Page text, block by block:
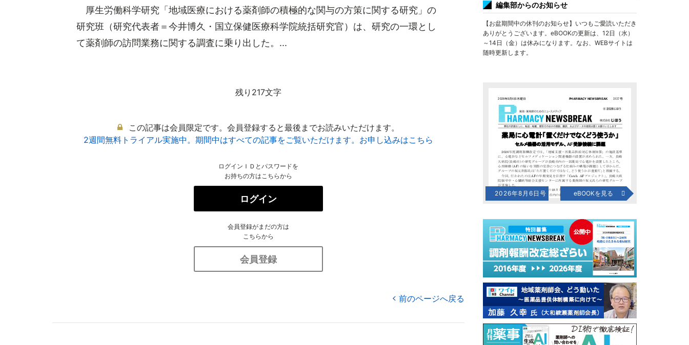
厚生労働科学研究「地域医療における薬剤師の積極的な関与の方策に関する研究」の
研究班（研究代表者＝今井博久・国立保健医療科学院統括研究官）は、研究の一環とし
て薬剤師の訪問業務に関する調査に乗り出した。...
残り217文字
この記事は会員限定です。会員登録すると最後までお読みいただけます。
2週間無料トライアル実施中。期間中はすべての記事をご覧いただけます。お申し込みはこちら
ログインＩＤとパスワードを
お持ちの方はこちらから
ログイン
会員登録がまだの方は
こちらから
会員登録
前のページへ戻る
編集部からのお知らせ
【お盆期間中の休刊のお知らせ】いつもご愛読いただき
ありがとうございます。eBOOKの更新は、12日（水）
～14日（金）は休みになります。なお、WEBサイトは
随時更新します。
2026年8月6日号 eBOOKを見る